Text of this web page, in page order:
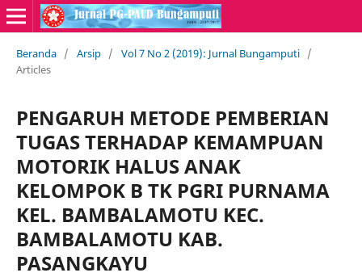
Beranda / Arsip / Vol 7 No 2 (2019): Jurnal Bungamputi /
Articles
PENGARUH METODE PEMBERIAN
TUGAS TERHADAP KEMAMPUAN
MOTORIK HALUS ANAK
KELOMPOK B TK PGRI PURNAMA
KEL. BAMBALAMOTU KEC.
BAMBALAMOTU KAB.
PASANGKAYU